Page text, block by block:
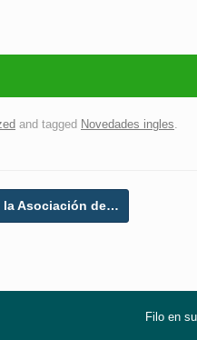
and tagged Novedades ingles.
la Asociación de…
Filo en